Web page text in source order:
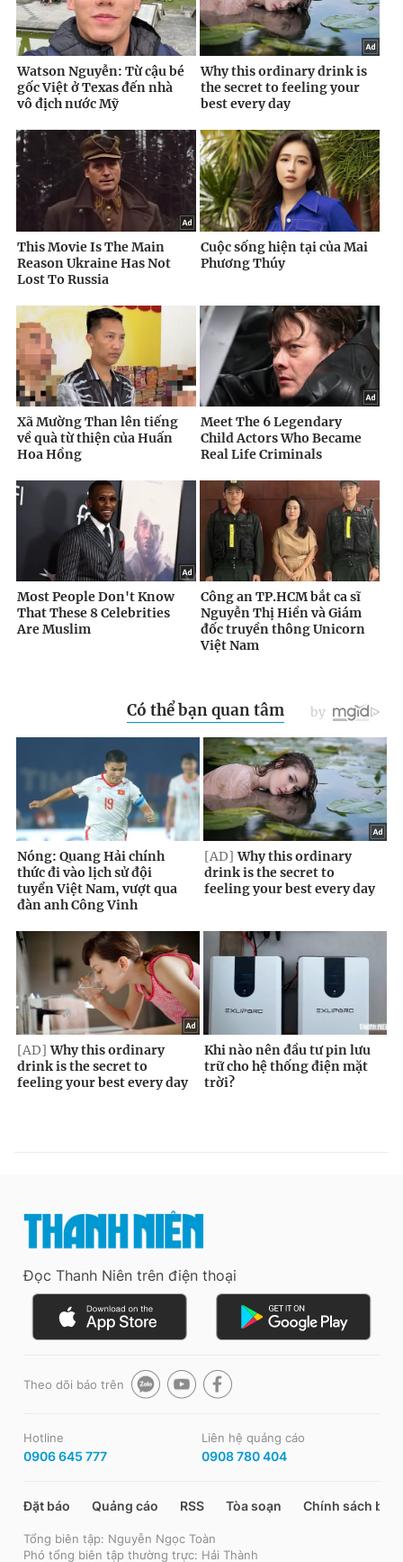
Đọc Thanh Niên trên điện thoại
Theo dõi báo trên
Hotline
0906 645 777
Liên hệ quảng cáo
0908 780 404
Đặt báo Quảng cáo RSS Tòa soạn Chính sách bảo
Tổng biên tập: Nguyễn Ngọc Toàn
Phó tổng biên tập thường trực: Hải Thành